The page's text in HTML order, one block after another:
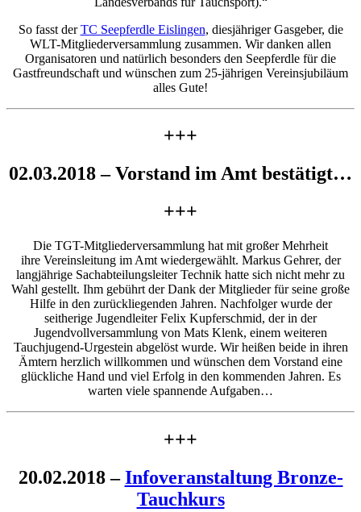
So fasst derTC Seepferdle Eislingen, diesjähriger Gasgeber, die
WLT-Mitgliederversammlung zusammen. Wir danken allen
Organisatoren und natürlich besonders den Seepferdle für die
Gastfreundschaft und wünschen zum 25-jährigen Vereinsjubiläum
alles Gute!
+++
02.03.2018 – Vorstand im Amt bestätigt…
+++
Die TGT-Mitgliederversammlung hat mit großer Mehrheit
ihre Vereinsleitung im Amt wiedergewählt. Markus Gehrer, der
langjährige Sachabteilungsleiter Technik hatte sich nicht mehr zu
Wahl gestellt. Ihm gebührt der Dank der Mitglieder für seine große
Hilfe in den zurückliegenden Jahren. Nachfolger wurde der
seitherige Jugendleiter Felix Kupferschmid, der in der
Jugendvollversammlung von Mats Klenk, einem weiteren
Tauchjugend-Urgestein abgelöst wurde. Wir heißen beide in ihren
Ämtern herzlich willkommen und wünschen dem Vorstand eine
glückliche Hand und viel Erfolg in den kommenden Jahren. Es
warten viele spannende Aufgaben…
+++
20.02.2018 –Infoveranstaltung Bronze-
Tauchkurs